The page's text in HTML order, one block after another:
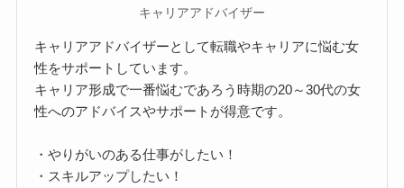
キャリアアドバイザー
キャリアアドバイザーとして転職やキャリアに悩む女
性をサポートしています。
キャリア形成で一番悩むであろう時期の20～30代の女
性へのアドバイスやサポートが得意です。
・やりがいのある仕事がしたい！
・スキルアップしたい！